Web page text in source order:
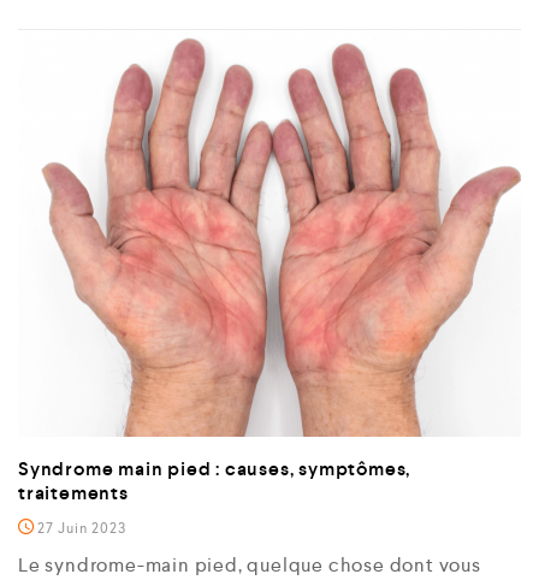
Syndrome main pied : causes, symptômes,
traitements
27 Juin 2023
Le syndrome-main pied, quelque chose dont vous